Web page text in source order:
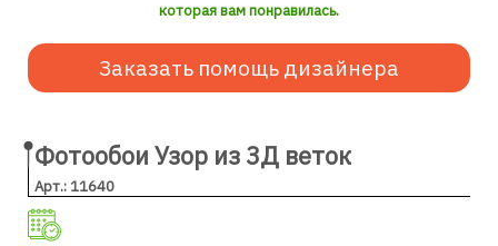
которая вам понравилась.
Заказать помощь дизайнера
Фотообои Узор из 3Д веток
Арт.: 11640